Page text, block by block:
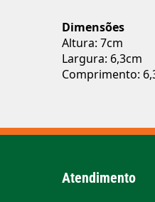
Dimensões
Altura: 7cm
Largura: 6,3cm
Comprimento:
Atendimento